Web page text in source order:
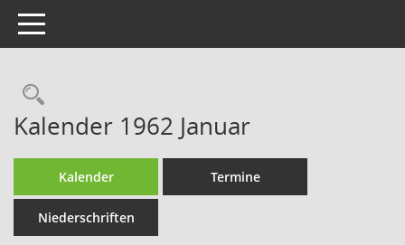
Toggle navigation
Rechercheauswahl
Kalender 1962 Januar
Kalender Termine
Niederschriften